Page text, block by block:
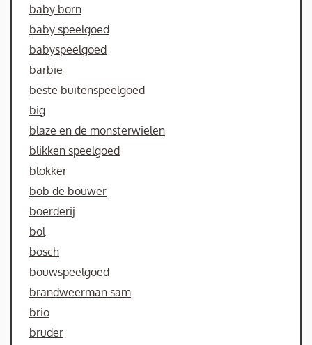
baby born
baby speelgoed
babyspeelgoed
barbie
beste buitenspeelgoed
big
blaze en de monsterwielen
blikken speelgoed
blokker
bob de bouwer
boerderij
bol
bosch
bouwspeelgoed
brandweerman sam
brio
bruder